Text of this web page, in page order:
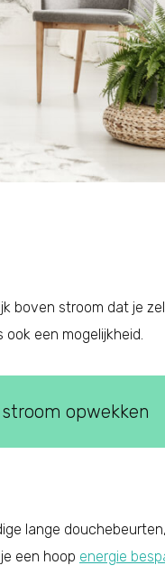
boven stroom dat je
een mogelijkheid.
opwekken
lange
een hoop energie